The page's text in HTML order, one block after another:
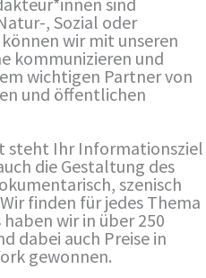
, Sozial oder
wir mit unseren
kommunizieren und
wichtigen Partner von
und öffentlichen
steht Ihr Informationsziel
die Gestaltung des
szenisch
finden für jedes Thema
wir in über 250
dabei auch Preise in
gewonnen.